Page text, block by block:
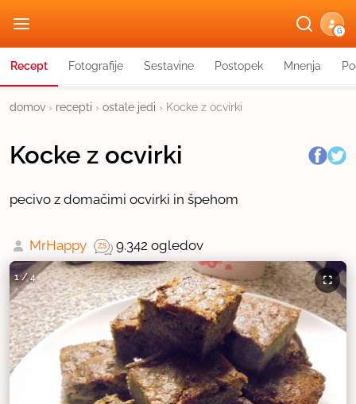
G
Recept Fotografije Sestavine Postopek Mnenja
domov › recepti › ostale jedi › Kocke z ocvirki
Kocke z ocvirki
pecivo z domačimi ocvirki in špehom
MrHappy 9.342 ogledov
1/4